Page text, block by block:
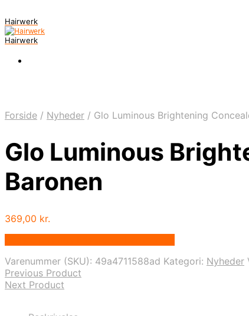
Hairwerk
Hairwerk
Forside / Nyheder / Glo Luminous Brightening
Glo Luminous
Baronen
369,00 kr.
Varenummer (SKU): 49a4711588ad Kategori: Nyheder
Previous Product
Next Product